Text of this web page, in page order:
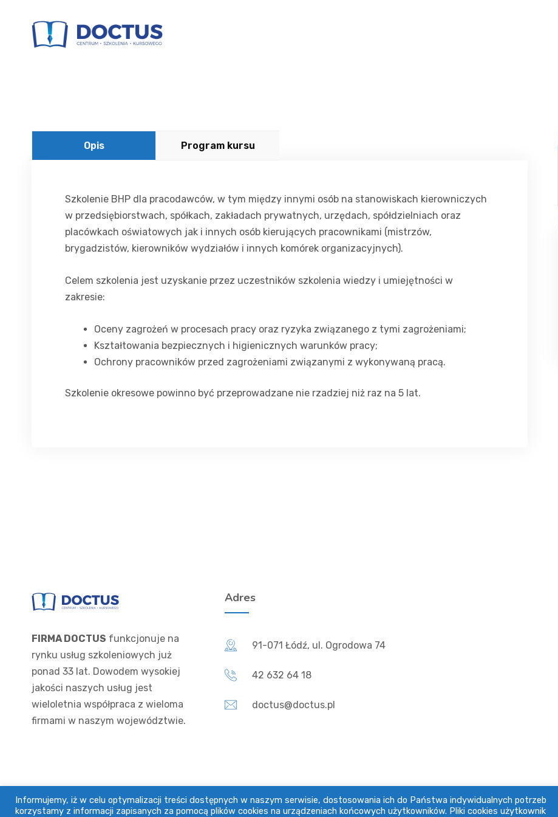
Opis Program kursu
Szkolenie BHP dla pracodawców, w tym między innymi osób na stanowiskach kierowniczych
w przedsiębiorstwach, spółkach, zakładach prywatnych, urzędach, spółdzielniach oraz
placówkach oświatowych jak i innych osób kierujących pracownikami (mistrzów,
brygadzistów, kierowników wydziałów i innych komórek organizacyjnych).
Celem szkolenia jest uzyskanie przez uczestników szkolenia wiedzy i umiejętności w
zakresie:
Oceny zagrożeń w procesach pracy oraz ryzyka związanego z tymi zagrożeniami;
Kształtowania bezpiecznych i higienicznych warunków pracy;
Ochrony pracowników przed zagrożeniami związanymi z wykonywaną pracą.
Szkolenie okresowe powinno być przeprowadzane nie rzadziej niż raz na 5 lat.
FIRMA DOCTUS funkcjonuje na
rynku usług szkoleniowych już
ponad 33 lat. Dowodem wysokiej
jakości naszych usług jest
wieloletnia współpraca z wieloma
firmami w naszym województwie.
Adres
91-071 Łódź, ul. Ogrodowa 74
42 632 64 18
doctus@doctus.pl
© 2026. PLATFORMA DOCTUS
Informujemy, iż w celu optymalizacji treści dostępnych w naszym serwisie, dostosowania ich do Państwa indywidualnych potrzeb
korzystamy z informacji zapisanych za pomocą plików cookies na urządzeniach końcowych użytkowników. Pliki cookies użytkownik